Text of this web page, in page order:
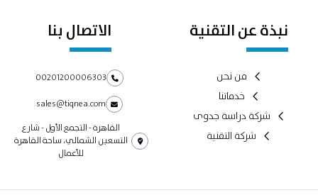
نبذة عن التقنية
من نحن
خدماتنا
شركة دراسة جدوى
شركة التقنية
الاتصال بنا
00201200006303
sales@tiqnea.com
القاهرة - التجمع الأول - شارع
التسعين الشمالي، ساحة القاهرة
للأعمال